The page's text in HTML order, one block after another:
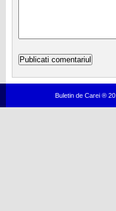
Buletin de Carei ®